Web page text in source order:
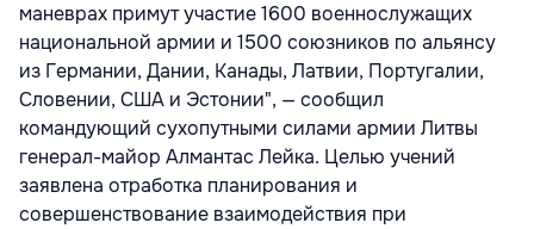
маневрах примут участие 1600 военнослужащих
национальной армии и 1500 союзников по альянсу
из Германии, Дании, Канады, Латвии, Португалии,
Словении, США и Эстонии", — сообщил
командующий сухопутными силами армии Литвы
генерал-майор Алмантас Лейка. Целью учений
заявлена отработка планирования и
совершенствование взаимодействия при